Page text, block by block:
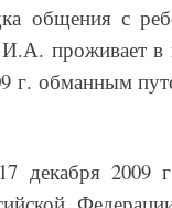
общения с
И.А. проживает
г. обманным
декабря 2009